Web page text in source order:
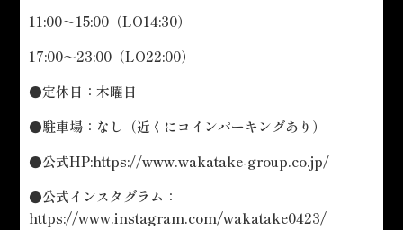
11:00～15:00（LO14:30）
17:00～23:00（LO22:00）
●定休日：木曜日
●駐車場：なし（近くにコインパーキングあり）
●公式HP:https://www.wakatake-group.co.jp/
●公式インスタグラム：
https://www.instagram.com/wakatake0423/